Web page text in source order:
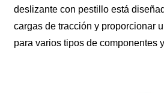
deslizante con pestillo está
cargas de tracción y proporcionar
para varios tipos de componentes